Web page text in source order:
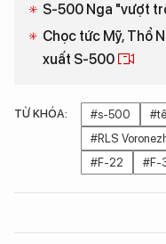
S-500 Nga "vượt
Chọc tức Mỹ, Thổ
xuất S-500
TỪ KHÓA: #s-500
#RLS
#F-22
#F-